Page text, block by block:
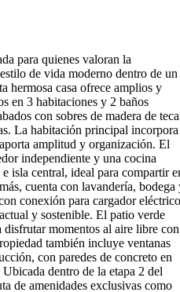
para quienes valoran la
de vida moderno dentro de un
hermosa casa ofrece amplios y
en 3 habitaciones y 2 baños
con sobres de madera de teca
La habitación principal incorpora
amplitud y organización. El
independiente y una cocina
isla central, ideal para compartir
cuenta con lavandería, bodega
conexión para cargador
y sostenible. El patio verde
momentos al aire libre con
también incluye ventanas
con paredes de concreto en
dentro de la etapa 2 del
de amenidades exclusivas como